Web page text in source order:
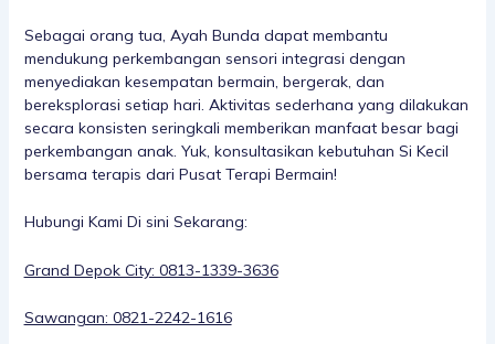
Sebagai orang tua, Ayah Bunda dapat membantu
mendukung perkembangan sensori integrasi dengan
menyediakan kesempatan bermain, bergerak, dan
bereksplorasi setiap hari. Aktivitas sederhana yang dilakukan
secara konsisten seringkali memberikan manfaat besar bagi
perkembangan anak. Yuk, konsultasikan kebutuhan Si Kecil
bersama terapis dari Pusat Terapi Bermain!
Hubungi Kami Di sini Sekarang:
Grand Depok City: 0813-1339-3636
Sawangan: 0821-2242-1616